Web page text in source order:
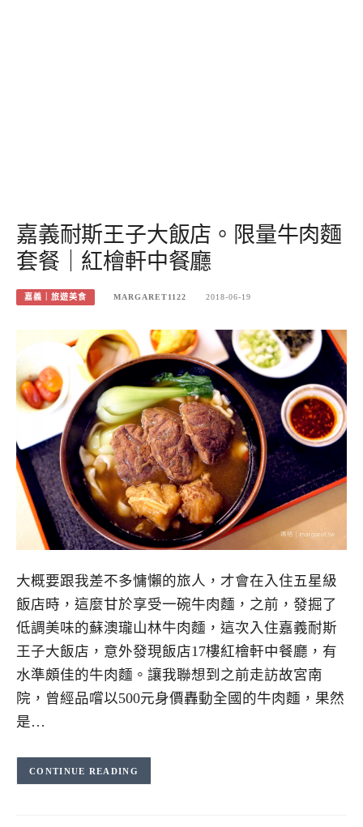
嘉義耐斯王子大飯店。限量牛肉麵
套餐｜紅檜軒中餐廳
嘉義｜旅遊美食 MARGARET1122 2018-06-19
大概要跟我差不多慵懶的旅人，才會在入住五星級
飯店時，這麼甘於享受一碗牛肉麵，之前，發掘了
低調美味的蘇澳瓏山林牛肉麵，這次入住嘉義耐斯
王子大飯店，意外發現飯店17樓紅檜軒中餐廳，有
水準頗佳的牛肉麵。讓我聯想到之前走訪故宮南
院，曾經品嚐以500元身價轟動全國的牛肉麵，果然
是…
CONTINUE READING